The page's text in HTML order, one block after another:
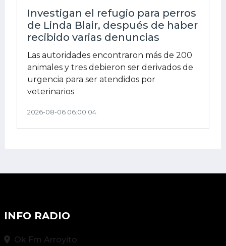
Investigan el refugio para perros
de Linda Blair, después de haber
recibido varias denuncias
Las autoridades encontraron más de 200
animales y tres debieron ser derivados de
urgencia para ser atendidos por
veterinarios
2026-08-06 06:00:04
INFO RADIO
Ok Fm Arroyito